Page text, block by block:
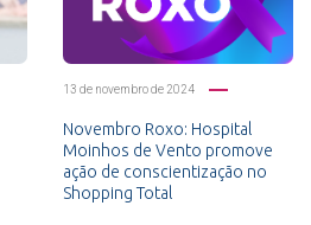
13 de novembro de 2024
Novembro Roxo: Hospital
Moinhos de Vento promove
ação de conscientização no
Shopping Total